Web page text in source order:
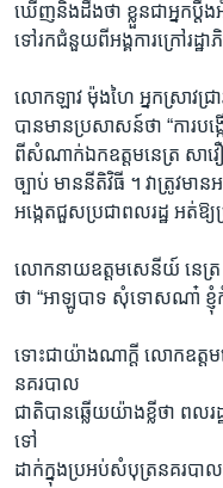
ឃើញនិងដឹងថា ខ្លួនជាអ្នកប្
ទៅរកជំនួយពីអង្គការក្រៅរដ្ឋ
លោកឡាវ ម៉ុងហៃ អ្នកស្រាវជ្
បានមានប្រសាសន៍ថា “ការបង្
ពីសំណាក់ឯកឧត្តមនេត្រ សាវ
ច្បាប់ មាននីតិវិធី ។ វាត្រូវមា
អង្កេតជួសប្រជាពលរដ្ឋ អត់ឱ្យ
លោកនាយឧត្តមសេនីយ៍ នេត្
ថា “អាឡូបាទ សុំទោសណា៎ ខ្ញុំ
ទោះជាយ៉ាងណាក្តី លោកឧត្ត
នគរបាល
ជាតិបានឆ្លើយយ៉ាងខ្លីថា ព
ទៅ
ដាក់ក្នុងប្រអប់សំបុត្រនគរបា